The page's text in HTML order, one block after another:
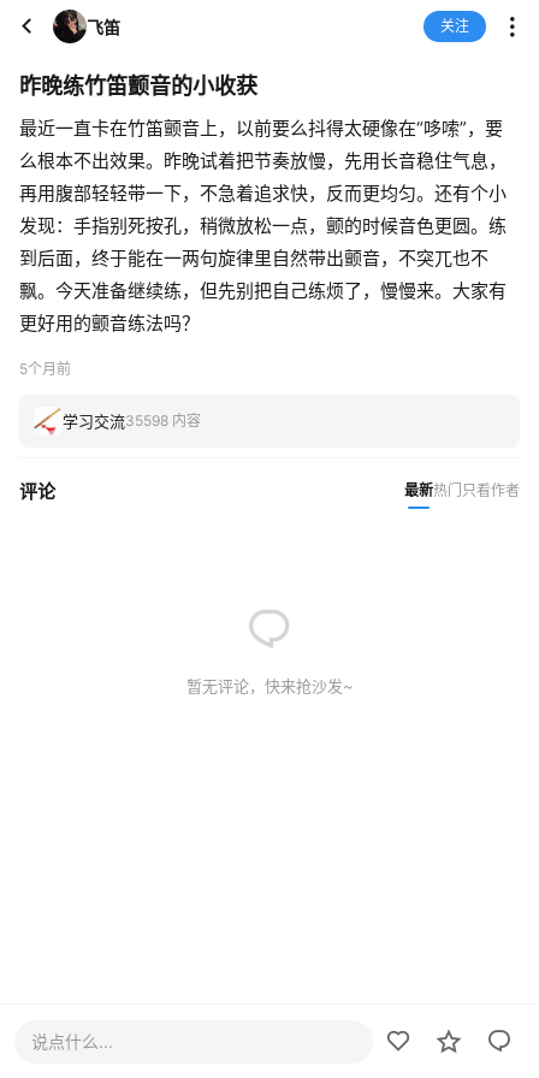
飞笛 关注
昨晚练竹笛颤音的小收获
最近一直卡在竹笛颤音上，以前要么抖得太硬像在“哆嗦”，要
么根本不出效果。昨晚试着把节奏放慢，先用长音稳住气息，
再用腹部轻轻带一下，不急着追求快，反而更均匀。还有个小
发现：手指别死按孔，稍微放松一点，颤的时候音色更圆。练
到后面，终于能在一两句旋律里自然带出颤音，不突兀也不
飘。今天准备继续练，但先别把自己练烦了，慢慢来。大家有
更好用的颤音练法吗？
5个月前
学习交流35598 内容
评论 最新热门 只看作者
暂无评论，快来抢沙发~
说点什么...